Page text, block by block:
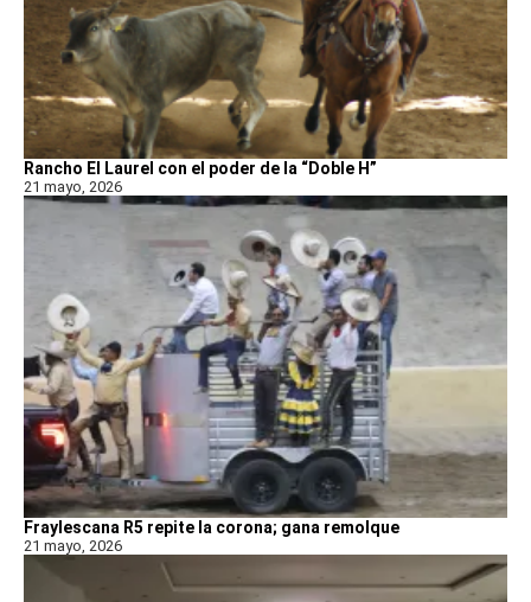
Rancho El Laurel con el poder de la “Doble H”
21 mayo, 2026
Fraylescana R5 repite la corona; gana remolque
21 mayo, 2026